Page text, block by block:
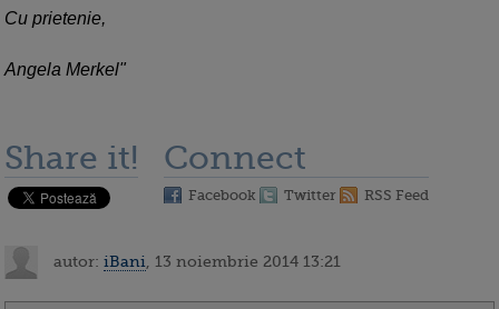
Cu prietenie,
Angela Merkel"
Share it! Connect
Facebook Twitter RSS Feed
autor: iBani , 13 noiembrie 2014 13:21